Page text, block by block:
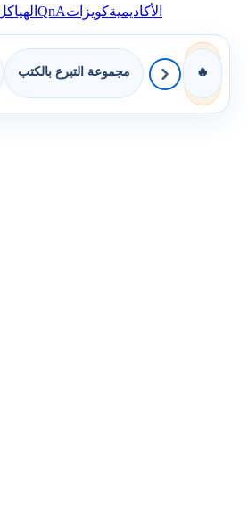
الأكاديميةكويزاتQnAالهياكل
🔥 مجموعة التبرع بالكتب